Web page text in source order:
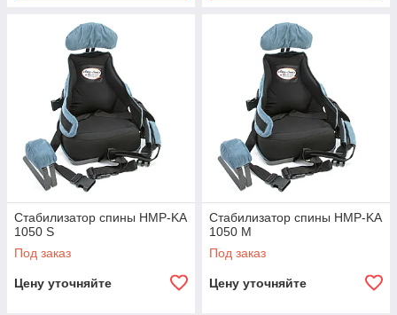
Стабилизатор спины HMP-KA
1050 S
Под заказ
Цену уточняйте
Стабилизатор спины HMP-KA
1050 M
Под заказ
Цену уточняйте